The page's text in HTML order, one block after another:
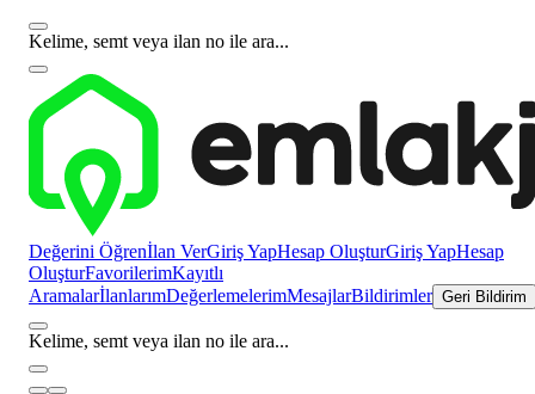
Kelime, semt veya ilan no ile ara...
Değerini Öğrenİlan VerGiriş YapHesap OluşturGiriş YapHesap
OluşturFavorilerimKayıtlı
AramalarİlanlarımDeğerlemelerimMesajlarBildirimler Geri Bildirim
Kelime, semt veya ilan no ile ara...